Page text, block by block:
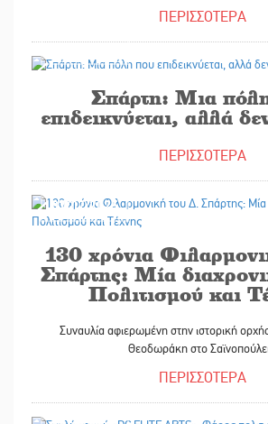
ΠΕΡΙΣΣΟΤΕΡΑ
Σπάρτη: Μια
επιδεικνύεται, αλλά
ΠΕΡΙΣΣΟΤΕΡΑ
07/07/2025
130 χρόνια
Σπάρτης: Μία
Πολιτισμού και
Συναυλία αφιερωμένη στην ιστορική
Θεοδωράκη στο
ΠΕΡΙΣΣΟΤΕΡΑ